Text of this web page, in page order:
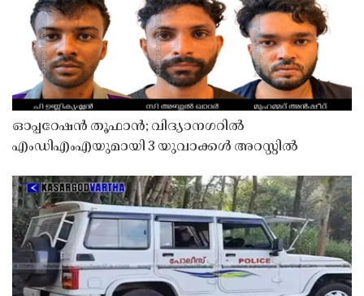
ഓപ്പറേഷൻ തൂഫാൻ; വിദ്യാനഗറിൽ
എംഡിഎംഎയുമായി 3 യുവാക്കൾ അറസ്റ്റിൽ